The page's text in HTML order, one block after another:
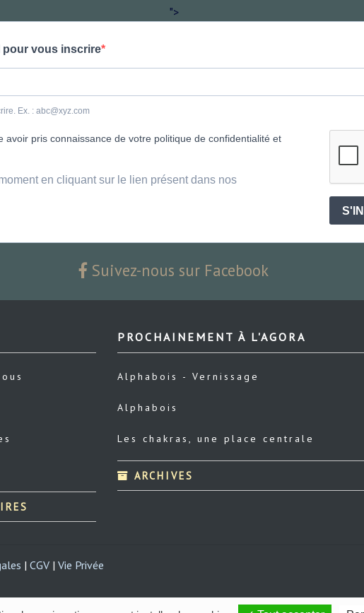
">
pour vous inscrire
Ex. : abc@xyz.com
pris connaissance de votre politique de confidentialité et
en cliquant sur le lien présent dans nos
Suivez-nous sur Facebook
PROCHAINEMENT À L'AGORA
Alphabois - Vernissage
Alphabois
Les chakras, une place centrale
ARCHIVES
| CGV | Vie Privée